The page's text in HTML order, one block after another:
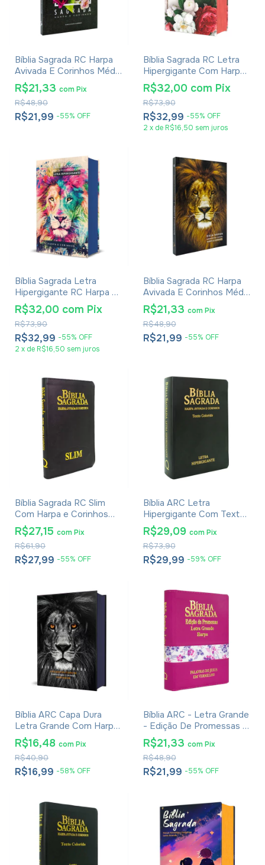
Bíblia Sagrada RC Harpa
Avivada E Corinhos Média
Capa Dura Rosa De Saron
R$21,99 -55% OFF
R$48,90
R$21,33 comPix
Bíblia Sagrada RC Letra
Hipergigante Com Harpa
Avivada E Corinhos Capa
Dura Flores Realista
R$32,99 -55% OFF
R$73,90
R$32,00 com Pix
2 x de R$16,50 sem juros
Bíblia Sagrada Letra
Hipergigante RC Harpa E
Corinhos Média Capa
Dura Lion Colors
R$32,99 -55% OFF
R$73,90
R$32,00 com Pix
2 x de R$16,50 sem juros
Bíblia Sagrada RC Harpa
Avivada E Corinhos Média
Capa Dura Leão Glória
R$21,99 -55% OFF
R$48,90
R$21,33 com Pix
Bíblia Sagrada RC Slim
Com Harpa e Corinhos
Média Luxo Preta
R$27,99 -55% OFF
R$61,90
R$27,15 comPix
Bíblia ARC Letra
Hipergigante Com Textos
Coloridos, Harpa E
Corinhos - Capa Luxo
Preta
R$29,99 -59% OFF
R$73,90
R$29,09 com Pix
Bíblia ARC Capa Dura
Letra Grande Com Harpa
- Textos Coloridos - Leão
PB
R$16,99 -58% OFF
R$40,90
R$16,48 comPix
Bíblia ARC - Letra Grande
- Edição De Promessas -
Palavras De Jesus Em
Vermelho - Harpa - Capa
Zíper Tricolor Pink
R$21,99 -55% OFF
R$48,90
R$21,33 com Pix